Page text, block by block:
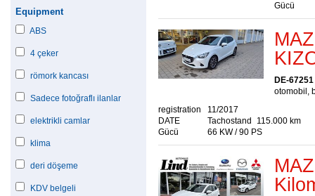
Equipment
ABS
4 çeker
römork kancası
Sadece fotoğraflı ilanlar
elektrikli camlar
klima
deri döşeme
KDV belgeli
Gücü
DE-
otomobil,
registration
DATE
11/2017
Tachostand
115.000 km
Gücü
66 KW / 90 PS